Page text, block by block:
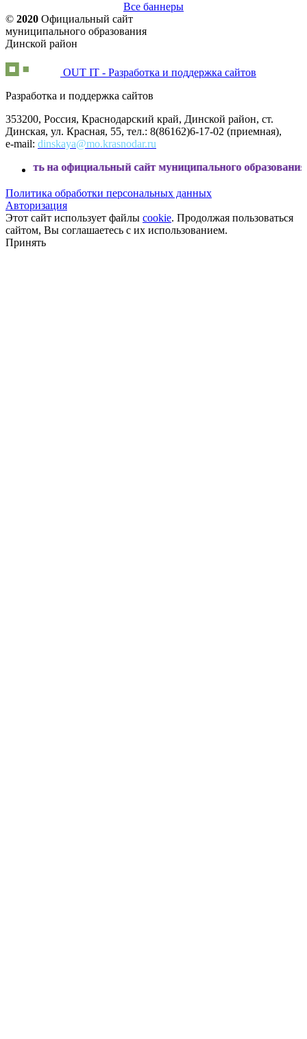
Все баннеры
© 2020 Официальный сайт
муниципального образования
Динской район
OUT IT - Разработка и поддержка сайтов
Разработка и поддержка сайтов
353200, Россия, Краснодарский край, Динской район, ст.
Динская, ул. Красная, 55, тел.: 8(86162)6-17-02 (приемная),
e-mail: dinskaya@mo.krasnodar.ru
сайт муниципального образования Динской
Политика обработки персональных данных
Авторизация
Этот сайт использует файлы cookie. Продолжая пользоваться
сайтом, Вы соглашаетесь с их использованием.
Принять